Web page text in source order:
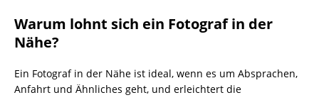
Warum lohnt sich ein Fotograf in der
Nähe?
Ein Fotograf in der Nähe ist ideal, wenn es um Absprachen,
Anfahrt und Ähnliches geht, und erleichtert die